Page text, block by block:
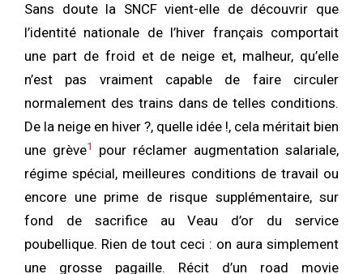
Sans doute la SNCF vient-elle de découvrir que
l’identité nationale de l’hiver français comportait
une part de froid et de neige et, malheur, qu’elle
n’est pas vraiment capable de faire circuler
normalement des trains dans de telles conditions.
De la neige en hiver ?, quelle idée !, cela méritait bien
une grève1
pour réclamer augmentation salariale,
régime spécial, meilleures conditions de travail ou
encore une prime de risque supplémentaire, sur
fond de sacrifice au Veau d’or du service
poubellique. Rien de tout ceci : on aura simplement
une grosse pagaille. Récit d’un road movie